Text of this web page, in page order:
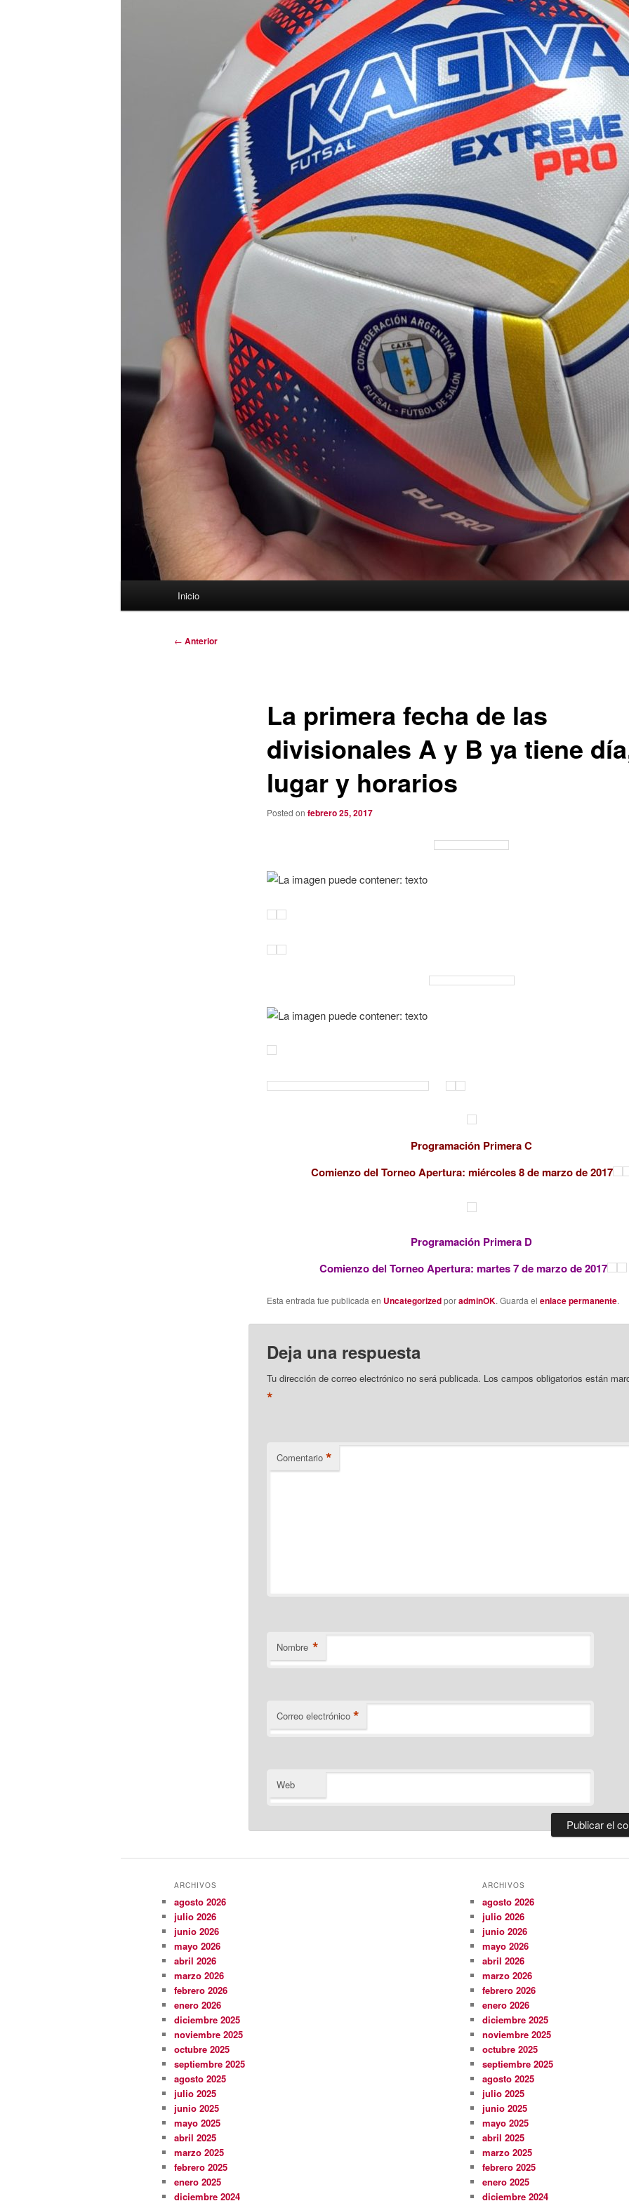
Inicio
Navegación
← Anterior
La primera fecha de las
divisionales A y B ya tiene
lugar y horarios
Posted on febrero 25, 2017
Programación Primera C
Comienzo del Torneo Apertura: miércoles 8 de marzo de 2017
Programación Primera D
Comienzo del Torneo Apertura: martes 7 de marzo de 2017
Esta entrada fue publicada en UncategorizedporadminOK. Guarda el enlace permanente.
Deja una respuesta
Tu dirección de correo electrónico no será publicada. Los campos obligatorios están
*
Comentario *
Nombre *
Correo electrónico *
Web
ARCHIVOS
agosto 2026
julio 2026
junio 2026
mayo 2026
abril 2026
marzo 2026
febrero 2026
enero 2026
diciembre 2025
noviembre 2025
octubre 2025
septiembre 2025
agosto 2025
julio 2025
junio 2025
mayo 2025
abril 2025
marzo 2025
febrero 2025
enero 2025
diciembre 2024
ARCHIVOS
agosto 2026
julio 2026
junio 2026
mayo 2026
abril 2026
marzo 2026
febrero 2026
enero 2026
diciembre 2025
noviembre 2025
octubre 2025
septiembre 2025
agosto 2025
julio 2025
junio 2025
mayo 2025
abril 2025
marzo 2025
febrero 2025
enero 2025
diciembre 2024